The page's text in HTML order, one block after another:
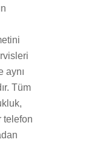
aynı
Tüm
telefon